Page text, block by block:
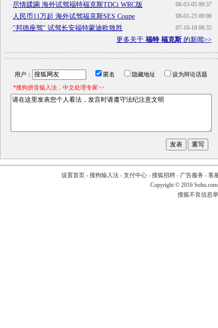
08-03-05 09:37
·尽情蹂躏 海外试驾福特福克斯TDCi WRC版
08-01-25 09:08
· 人民币11万起 海外试驾福克斯SES Coupe
07-10-18 08:35
·"邦德座驾" 试驾长安福特蒙迪欧致胜
更多关于 福特 福克斯的新闻>>
用户： 匿名 隐藏地址
设为辩论话题
*搜狗拼音输入法，中文处理专家>>
设置首页- 搜狗输入法- 支付中心- 搜狐招聘- 广告服务 - 客
Copyright © 2016
搜狐不良信息